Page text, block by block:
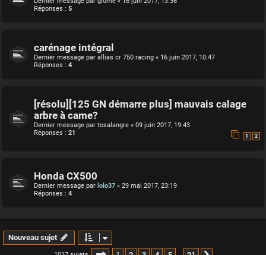
Réponses : 5
carénage intégral
Dernier message par allias cr 750 racing « 16 juin 2017, 10:47
Réponses : 4
[résolu][125 GN démarre plus] mauvais calage
arbre à came?
Dernier message par tosalangre « 09 juin 2017, 19:43
Réponses : 21 1 2
Honda CX500
Dernier message par lolo37 « 29 mai 2017, 23:19
Réponses : 4
Nouveau sujet